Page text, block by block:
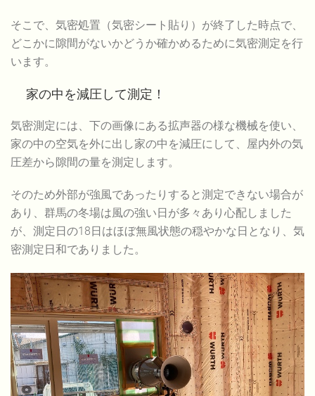
そこで、気密処置（気密シート貼り）が終了した時点で、
どこかに隙間がないかどうか確かめるために気密測定を行
います。
家の中を減圧して測定！
気密測定には、下の画像にある拡声器の様な機械を使い、
家の中の空気を外に出し家の中を減圧にして、屋内外の気
圧差から隙間の量を測定します。
そのため外部が強風であったりすると測定できない場合が
あり、群馬の冬場は風の強い日が多々あり心配しました
が、測定日の18日はほぼ無風状態の穏やかな日となり、気
密測定日和でありました。